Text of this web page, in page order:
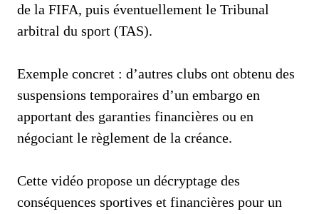
de la FIFA, puis éventuellement le Tribunal
arbitral du sport (TAS).
Exemple concret : d’autres clubs ont obtenu des
suspensions temporaires d’un embargo en
apportant des garanties financières ou en
négociant le règlement de la créance.
Cette vidéo propose un décryptage des
conséquences sportives et financières pour un